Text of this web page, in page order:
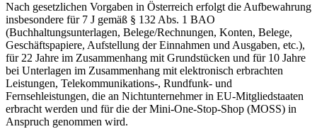
Nach gesetzlichen Vorgaben in Österreich erfolgt die Aufbewahrung
insbesondere für 7 J gemäß § 132 Abs. 1 BAO
(Buchhaltungsunterlagen, Belege/Rechnungen, Konten, Belege,
Geschäftspapiere, Aufstellung der Einnahmen und Ausgaben, etc.),
für 22 Jahre im Zusammenhang mit Grundstücken und für 10 Jahre
bei Unterlagen im Zusammenhang mit elektronisch erbrachten
Leistungen, Telekommunikations-, Rundfunk- und
Fernsehleistungen, die an Nichtunternehmer in EU-Mitgliedstaaten
erbracht werden und für die der Mini-One-Stop-Shop (MOSS) in
Anspruch genommen wird.